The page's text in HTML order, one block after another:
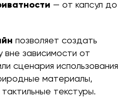
— от капсул до
позволяет создать
зависимости от
сценария использования
материалы,
текстуры.